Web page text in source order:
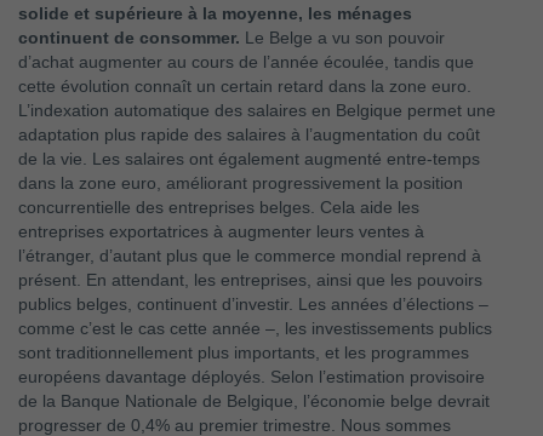
solide et supérieure à la moyenne, les ménages
continuent de consommer. Le Belge a vu son pouvoir
d’achat augmenter au cours de l’année écoulée, tandis que
cette évolution connaît un certain retard dans la zone euro.
L’indexation automatique des salaires en Belgique permet une
adaptation plus rapide des salaires à l’augmentation du coût
de la vie. Les salaires ont également augmenté entre-temps
dans la zone euro, améliorant progressivement la position
concurrentielle des entreprises belges. Cela aide les
entreprises exportatrices à augmenter leurs ventes à
l’étranger, d’autant plus que le commerce mondial reprend à
présent. En attendant, les entreprises, ainsi que les pouvoirs
publics belges, continuent d’investir. Les années d’élections –
comme c’est le cas cette année –, les investissements publics
sont traditionnellement plus importants, et les programmes
européens davantage déployés. Selon l’estimation provisoire
de la Banque Nationale de Belgique, l’économie belge devrait
progresser de 0,4% au premier trimestre. Nous sommes